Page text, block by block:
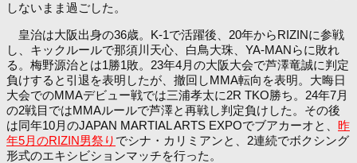
しないまま過ごした。
皇治は大阪出身の36歳。K-1で活躍後、20年からRIZINに参戦
し、キックルールで那須川天心、白鳥大珠、YA-MANらに敗れ
る。梅野源治とは1勝1敗。23年4月の大阪大会で芦澤竜誠に判定
負けすると引退を表明したが、撤回しMMA転向を表明。大晦日
大会でのMMAデビュー戦では三浦孝太に2R TKO勝ち。24年7月
の2戦目ではMMAルールで芦澤と再戦し判定負けした。その後
は同年10月のJAPAN MARTIAL ARTS EXPOでブアカーオと、 昨
年5月のRIZIN男祭り でシナ・カリミアンと、2連続でボクシング
形式のエキシビションマッチを行った。